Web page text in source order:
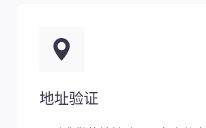
地址验证